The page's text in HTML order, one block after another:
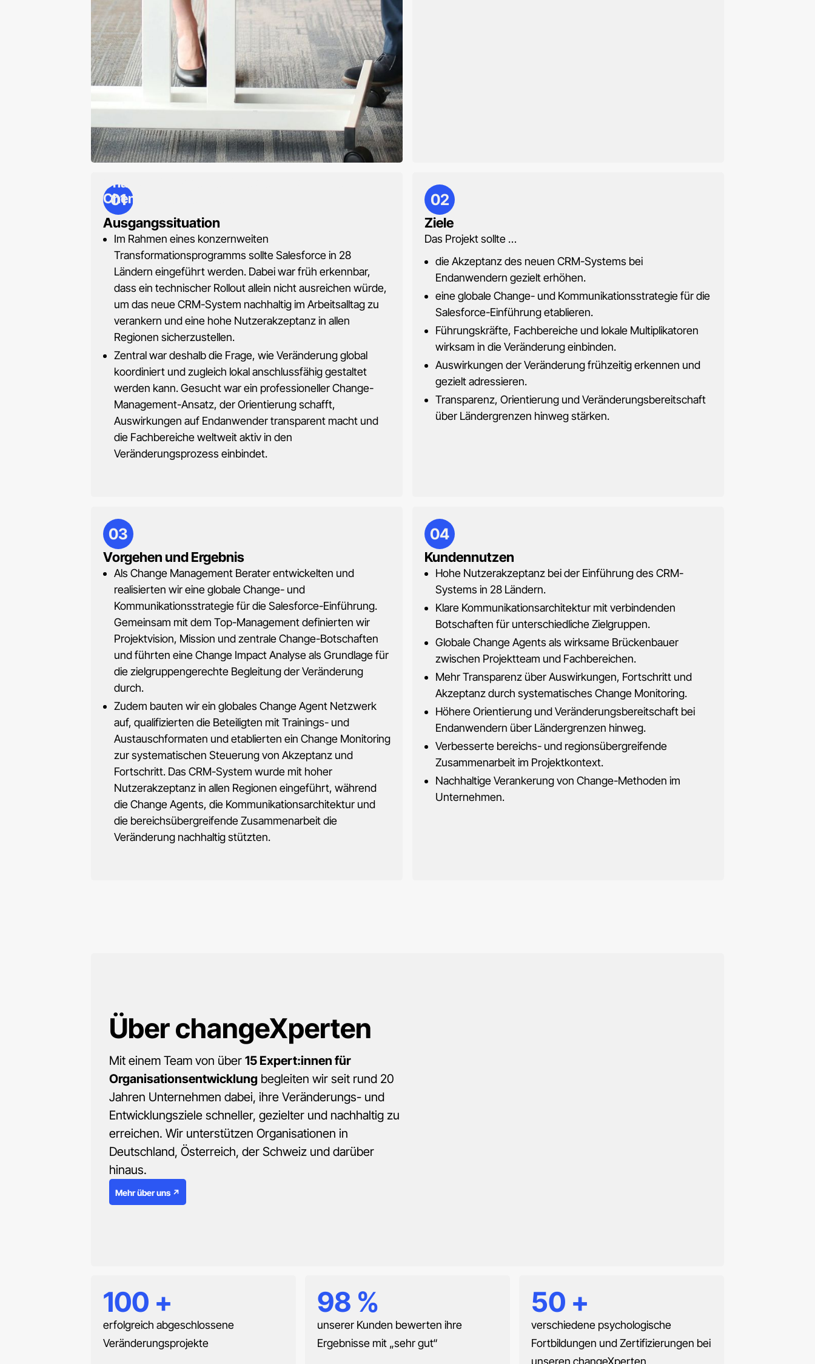
Change Management Begleitung in einem
Chemieunternehmen
01
Ausgangssituation
Im Rahmen eines konzernweiten
Transformationsprogramms sollte Salesforce in 28
Ländern eingeführt werden. Dabei war früh erkennbar,
dass ein technischer Rollout allein nicht ausreichen würde,
um das neue CRM-System nachhaltig im Arbeitsalltag zu
verankern und eine hohe Nutzerakzeptanz in allen
Regionen sicherzustellen.
Zentral war deshalb die Frage, wie Veränderung global
koordiniert und zugleich lokal anschlussfähig gestaltet
werden kann. Gesucht war ein professioneller Change-
Management-Ansatz, der Orientierung schafft,
Auswirkungen auf Endanwender transparent macht und
die Fachbereiche weltweit aktiv in den
Veränderungsprozess einbindet.
03
Vorgehen und Ergebnis
Als Change Management Berater entwickelten und
realisierten wir eine globale Change- und
Kommunikationsstrategie für die Salesforce-Einführung.
Gemeinsam mit dem Top-Management definierten wir
Projektvision, Mission und zentrale Change-Botschaften
und führten eine Change Impact Analyse als Grundlage für
die zielgruppengerechte Begleitung der Veränderung
durch.
Zudem bauten wir ein globales Change Agent Netzwerk
auf, qualifizierten die Beteiligten mit Trainings- und
Austauschformaten und etablierten ein Change Monitoring
zur systematischen Steuerung von Akzeptanz und
Fortschritt. Das CRM-System wurde mit hoher
Nutzerakzeptanz in allen Regionen eingeführt, während
die Change Agents, die Kommunikationsarchitektur und
die bereichsübergreifende Zusammenarbeit die
Veränderung nachhaltig stützten.
04
Kundennutzen
Hohe Nutzerakzeptanz bei der Einführung des CRM-
Systems in 28 Ländern.
Klare Kommunikationsarchitektur mit verbindenden
Botschaften für unterschiedliche Zielgruppen.
Globale Change Agents als wirksame Brückenbauer
zwischen Projektteam und Fachbereichen.
Mehr Transparenz über Auswirkungen, Fortschritt und
Akzeptanz durch systematisches Change Monitoring.
Höhere Orientierung und Veränderungsbereitschaft bei
Endanwendern über Ländergrenzen hinweg.
Verbesserte bereichs- und regionsübergreifende
Zusammenarbeit im Projektkontext.
Nachhaltige Verankerung von Change-Methoden im
Unternehmen.
02
Ziele
Das Projekt sollte …
die Akzeptanz des neuen CRM-Systems bei
Endanwendern gezielt erhöhen.
eine globale Change- und Kommunikationsstrategie für die
Salesforce-Einführung etablieren.
Führungskräfte, Fachbereiche und lokale Multiplikatoren
wirksam in die Veränderung einbinden.
Auswirkungen der Veränderung frühzeitig erkennen und
gezielt adressieren.
Transparenz, Orientierung und Veränderungsbereitschaft
über Ländergrenzen hinweg stärken.
ÜberchangeXperten
Mit einem Team von über 15 Expert:innen für
Organisationsentwicklung begleiten wir seit rund 20
Jahren Unternehmen dabei, ihre Veränderungs- und
Entwicklungsziele schneller, gezielter und nachhaltig zu
erreichen. Wir unterstützen Organisationen in
Deutschland, Österreich, der Schweiz und darüber
hinaus.
Mehr über uns ↗
100 +
erfolgreich abgeschlossene
Veränderungsprojekte
98 %
unserer Kunden bewerten ihre
Ergebnisse mit „sehr gut“
50 +
verschiedene psychologische
Fortbildungen und Zertifizierungen bei
unseren changeXperten